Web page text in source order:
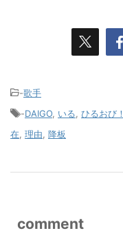
-歌手
-DAIGO いる ひるおび！
在 理由 降板
comment